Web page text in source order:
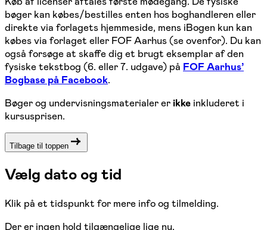
bøger kan købes/bestilles enten hos boghandleren eller
direkte via forlagets hjemmeside, mens iBogen kun kan
købes via forlaget eller FOF Aarhus (se ovenfor). Du kan
også forsøge at skaffe dig et brugt eksemplar af den
fysiske tekstbog (6. eller 7. udgave) på FOF Aarhus’
Bogbase på Facebook.
Bøger og undervisningsmaterialer er ikke inkluderet i
kursusprisen.
Tilbage til toppen
Vælg dato og tid
Klik på et tidspunkt for mere info og tilmelding.
Der er ingen hold tilgængelige lige nu.